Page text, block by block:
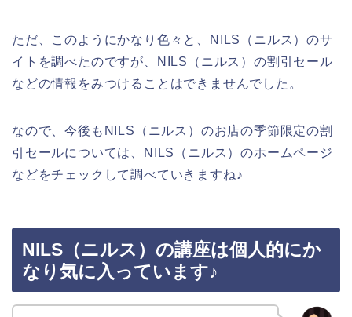
ただ、このようにかなり色々と、NILS（ニルス）のサ
イトを調べたのですが、NILS（ニルス）の割引セール
などの情報をみつけることはできませんでした。
なので、今後もNILS（ニルス）のお店の季節限定の割
引セールについては、NILS（ニルス）のホームページ
などをチェックして調べていきますね♪
NILS（ニルス）の講座は個人的にか
なり気に入っています♪